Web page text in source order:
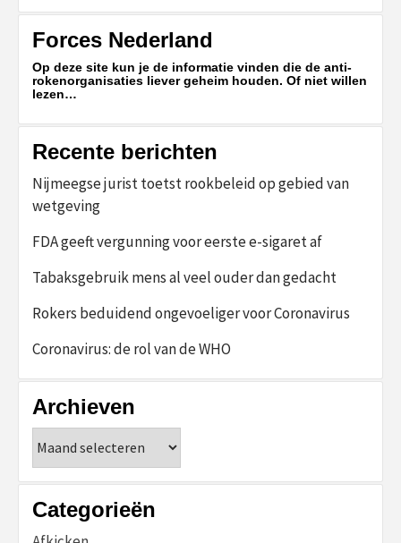
Forces Nederland
Op deze site kun je de informatie vinden die de anti-
rokenorganisaties liever geheim houden. Of niet willen
lezen…
Recente berichten
Nijmeegse jurist toetst rookbeleid op gebied van
wetgeving
FDA geeft vergunning voor eerste e-sigaret af
Tabaksgebruik mens al veel ouder dan gedacht
Rokers beduidend ongevoeliger voor Coronavirus
Coronavirus: de rol van de WHO
Archieven
Categorieën